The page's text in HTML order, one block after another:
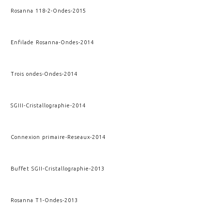
Rosanna 118-2-Ondes-2015
Enfilade Rosanna-Ondes-2014
Trois ondes-Ondes-2014
SGIII-Cristallographie-2014
Connexion primaire-Reseaux-2014
Buffet SGII-Cristallographie-2013
Rosanna T1-Ondes-2013